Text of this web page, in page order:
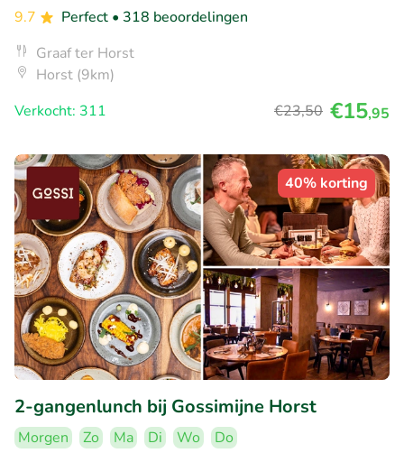
9.7
Perfect • 318 beoordelingen
Graaf ter Horst
Horst (9km)
Verkocht: 311
€23,50 €15,95
40% korting
2-gangenlunch bij Gossimijne Horst
Morgen Zo Ma Di Wo
Do